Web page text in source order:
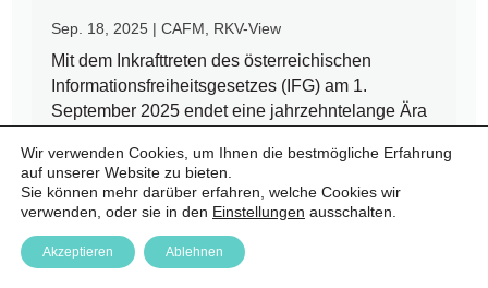
Sep. 18, 2025 |CAFM RKV-View
Mit dem Inkrafttreten des österreichischen
Informationsfreiheitsgesetzes (IFG) am 1.
September 2025 endet eine jahrzehntelange Ära
haben nun einen Rechtsanspruch auf Zugang zu
amtlichen Informationen – auch auf kommunaler
Ebene. Für Städte und Gemeinden...
...weiterlesen
Wir verwenden Cookies, um Ihnen die bestmögliche Erfahrung
auf unserer Website zu bieten.
Sie können mehr darüber erfahren, welche Cookies wir
verwenden, oder sie in den Einstellungen ausschalten.
Akzeptieren Ablehnen